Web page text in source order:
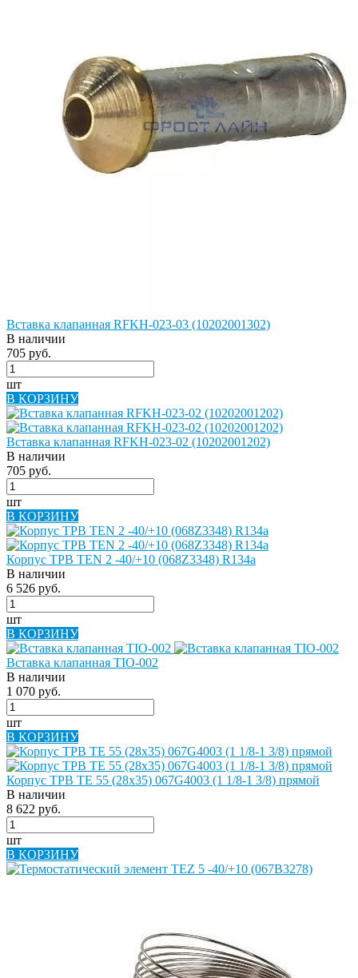
Вставка клапанная RFKH-023-03 (10202001302)
В наличии
705 руб.
шт
В КОРЗИНУ
Вставка клапанная RFKH-023-02 (10202001202)
В наличии
705 руб.
шт
В КОРЗИНУ
Корпус ТРВ TEN 2 -40/+10 (068Z3348) R134a
В наличии
6 526 руб.
шт
В КОРЗИНУ
Вставка клапанная TIO-002
В наличии
1 070 руб.
шт
В КОРЗИНУ
Корпус ТРВ TE 55 (28х35) 067G4003 (1 1/8-1 3/8) прямой
В наличии
8 622 руб.
шт
В КОРЗИНУ